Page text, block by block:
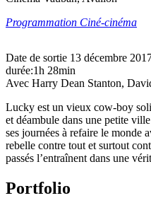
Programmation Ciné-cinéma
Date de sortie 13 décembre
durée:1h 28min
Avec Harry Dean Stanton,
Lucky est un vieux cow-boy
et déambule dans une petite
ses journées à refaire le monde
rebelle contre tout et surtout
passés l’entraînent dans une
Portfolio